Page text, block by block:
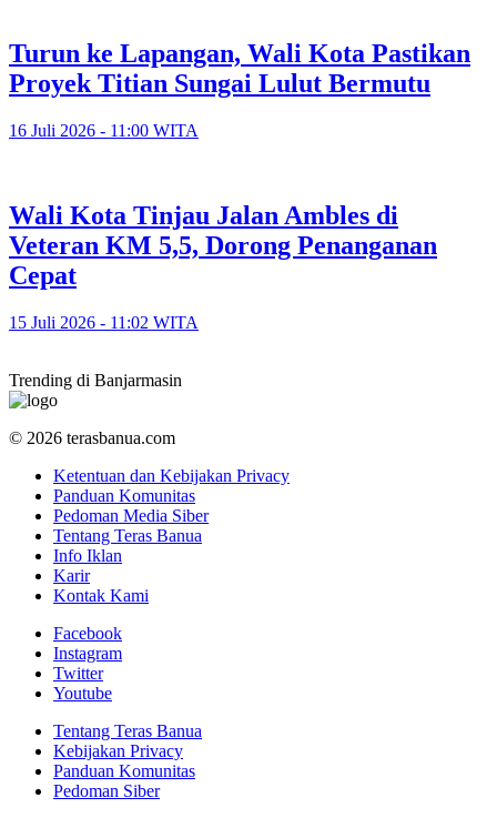
Turun ke Lapangan, Wali Kota Pastikan
Proyek Titian Sungai Lulut Bermutu
16 Juli 2026 - 11:00 WITA
​Wali Kota Tinjau Jalan Ambles di
Veteran KM 5,5, Dorong Penanganan
Cepat
15 Juli 2026 - 11:02 WITA
Trending di Banjarmasin
© 2026 terasbanua.com
Ketentuan dan Kebijakan Privacy
Panduan Komunitas
Pedoman Media Siber
Tentang Teras Banua
Info Iklan
Karir
Kontak Kami
Facebook
Instagram
Twitter
Youtube
Tentang Teras Banua
Kebijakan Privacy
Panduan Komunitas
Pedoman Siber